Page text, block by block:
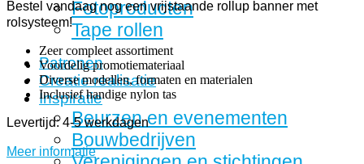
Fotoproducten
Tape rollen
Patronen
Creatie realisatie
Inspiratie
Beurzen en evenementen
Bouwbedrijven
Bestel vandaag nog een vrijstaande rollup banner met
rolsysteem!
Zeer compleet assortiment
Voordelig promotiemateriaal
Diverse modellen, formaten en materialen
Inclusief handige nylon tas
Levertijd: 4-5 werkdagen
Meer informatie